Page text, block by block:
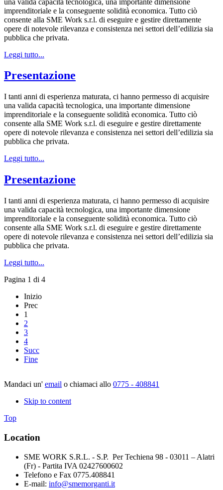
imprenditoriale e la conseguente solidità economica. Tutto ciò
consente alla SME Work s.r.l. di eseguire e gestire direttamente
opere di notevole rilevanza e consistenza nei settori dell’edilizia sia
pubblica che privata.
Leggi tutto...
Presentazione
I tanti anni di esperienza maturata, ci hanno permesso di acquisire
una valida capacità tecnologica, una importante dimensione
imprenditoriale e la conseguente solidità economica. Tutto ciò
consente alla SME Work s.r.l. di eseguire e gestire direttamente
opere di notevole rilevanza e consistenza nei settori dell’edilizia sia
pubblica che privata.
Leggi tutto...
Presentazione
I tanti anni di esperienza maturata, ci hanno permesso di acquisire
una valida capacità tecnologica, una importante dimensione
imprenditoriale e la conseguente solidità economica. Tutto ciò
consente alla SME Work s.r.l. di eseguire e gestire direttamente
opere di notevole rilevanza e consistenza nei settori dell’edilizia sia
pubblica che privata.
Leggi tutto...
Pagina 1 di 4
Inizio
Prec
1
2
3
4
Succ
Fine
Mandaci un' email o chiamaci allo 0775 - 408841
Skip to content
Top
Location
SME WORK S.R.L. - S.P. Per Techiena 98 - 03011 – Alatri
(Fr) - Partita IVA 02427600602
Telefono e Fax 0775.408841
E-mail: info@smemorganti.it